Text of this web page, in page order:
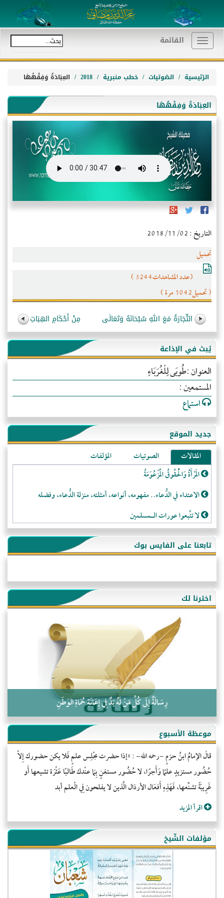
Toggle
navigation
القائمة
الرّئيسية الصّوتيات خطب منبرية 2018 العِبَادَةُ وَفِقْهُهَا
العِبَادَةُ وَفِقْهُهَا
التاريخ : 2018/11/02
تحميل
(عدد المشاهدات5244 )
( تحميل1042 مرة )
التِّجَارَةُ مَعَ اللهِ سُبْحَانَهُ وَتَعَالَى مِنْ أَحْكَامِ الهِبَاتِ
يُبث في الإذاعة
العنوان :طُوبَى لِلْغُرَبَاءِ
المستمعين :
استماع
جديد الموقع
المقالات الصوتيات
المؤلفات
المَرْأَةُ وَالْحُقُوقُ الْمَزْعُوَمَةُ
الاعتداء في الدُّعاء.. مفهومه، أنواعه، أمثلته، منزلة الدُّعاء، وفضله
لا تتَّبعوا عورات الـمسلمين
فقه النَّصيحة عند الصَّحابة الكرام رضي الله عنهم
لَا عِزَّةَ إِلَّا بِالإِسْلَامِ
هذه سبيلنا فماذا تنقمون؟!
أُسُـسُ بَـيْـتِ الـمُسْـلِمِ
التَّعْلِيمُ القُرْآنِي
كلمة إلى إخواني السلفيين في الجزائر
تابعنا على الفايس بوك
اخترنا لك
رِسَالَةٌ إِلَى كُلِّ مَنْ لَهُ يَدٌ فِي إِعَانَةِ حُمَاةِ الوَطَنِ
موعظة الأسبوع
قالَ الإمامُ ابنُ حزمٍ -رحمه الله- : «إذا حضرت مجْلِس علمٍ فَلا يكن حضورك إِلاّ
حُضُور مستزيدٍ علمًا وَأَجرًا، لا حُضُور مستغنٍ بِمَا عنْدك طَالبًا عَثْرَة تشيعها أَو
غَرِيبَةً تشنِّعها، فَهَذِهِ أَفعَال الأرذال الَّذين لا يفلحون فِي الْعلم أبد
اقرأ المزيد
مؤلفات الشّيخ